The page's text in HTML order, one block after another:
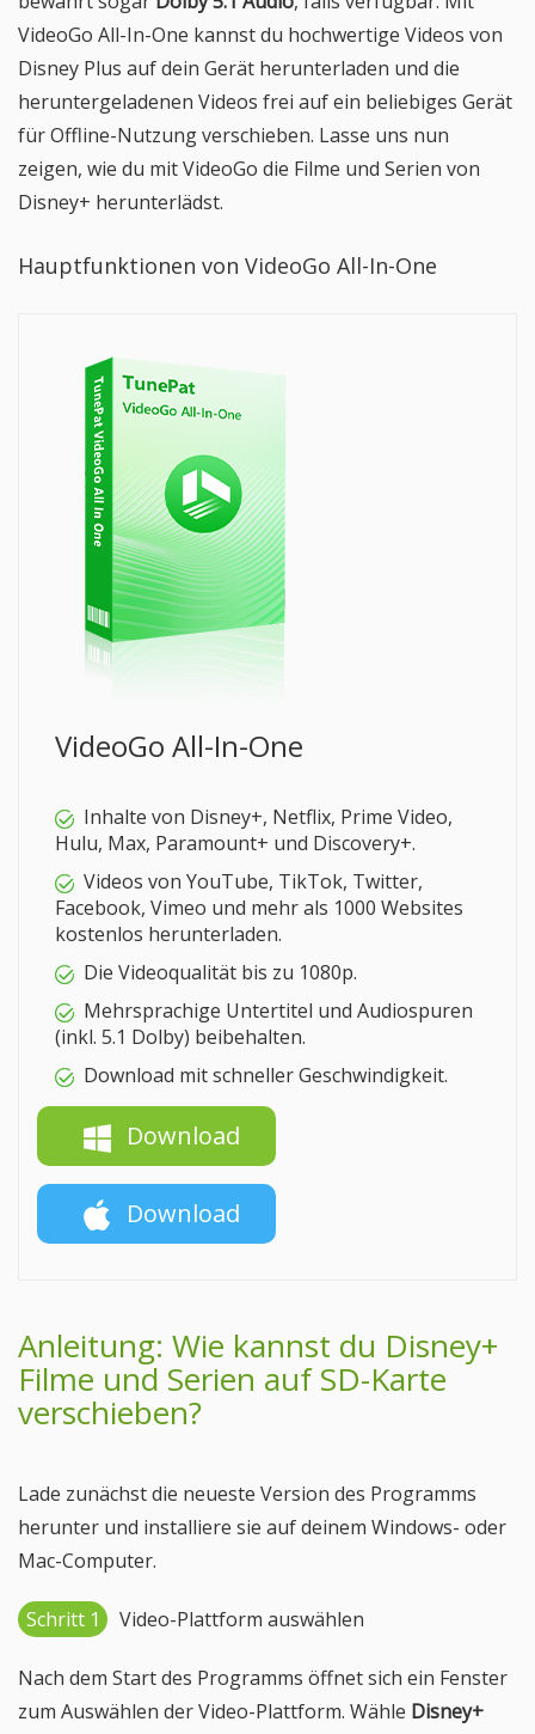
VideoGo All-In-One kannst du hochwertige Videos von
Disney Plus auf dein Gerät herunterladen und die
heruntergeladenen Videos frei auf ein beliebiges Gerät
für Offline-Nutzung verschieben. Lasse uns nun
zeigen, wie du mit VideoGo die Filme und Serien von
Disney+ herunterlädst.
Hauptfunktionen von VideoGo All-In-One
VideoGo All-In-One
Inhalte von Disney+, Netflix, Prime Video,
Hulu, Max, Paramount+ und Discovery+.
Videos von YouTube, TikTok, Twitter,
Facebook, Vimeo und mehr als 1000 Websites
kostenlos herunterladen.
Die Videoqualität bis zu 1080p.
Mehrsprachige Untertitel und Audiospuren
(inkl. 5.1 Dolby) beibehalten.
Download mit schneller Geschwindigkeit.
Download
Download
Anleitung: Wie kannst du Disney+
Filme und Serien auf SD-Karte
verschieben?
Lade zunächst die neueste Version des Programms
herunter und installiere sie auf deinem Windows- oder
Mac-Computer.
Schritt 1 Video-Plattform auswählen
Nach dem Start des Programms öffnet sich ein Fenster
zum Auswählen der Video-Plattform. Wähle Disney+